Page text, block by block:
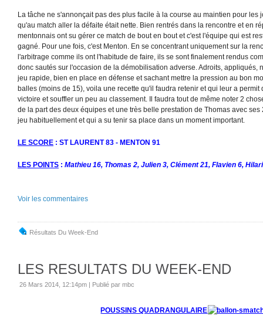
La tâche ne s'annonçait pas des plus facile à la course au maintien pour les
qu'au match aller la défaite était nette. Bien rentrés dans la rencontre et en
mentonnais ont su gérer ce match de bout en bout et c'est l'équipe qui est
gagné. Pour une fois, c'est Menton. En se concentrant uniquement sur la
l'arbitrage comme ils ont l'habitude de faire, ils se sont finalement rendus
donc sautés sur l'occasion de la démobilisation adverse. Adroits, appliqués,
jeu rapide, bien en place en défense et sachant mettre la pression au bon
balles (moins de 15), voila une recette qu'il faudra retenir et qui leur a
victoire et souffler un peu au classement. Il faudra tout de même noter 2
de la part des deux équipes et une très belle prestation de Thomas avec
jeu habituellement et qui a su tenir sa place dans un moment important.
LE SCORE : ST LAURENT 83 - MENTON 91
LES POINTS : Mathieu 16, Thomas 2, Julien 3, Clément 21, Flavien 6,
Voir les commentaires
Résultats Du Week-End
LES RESULTATS DU WEEK-END
26 Mars 2014, 12:14pm | Publié par mbc
POUSSINS QUADRANGULAIRE